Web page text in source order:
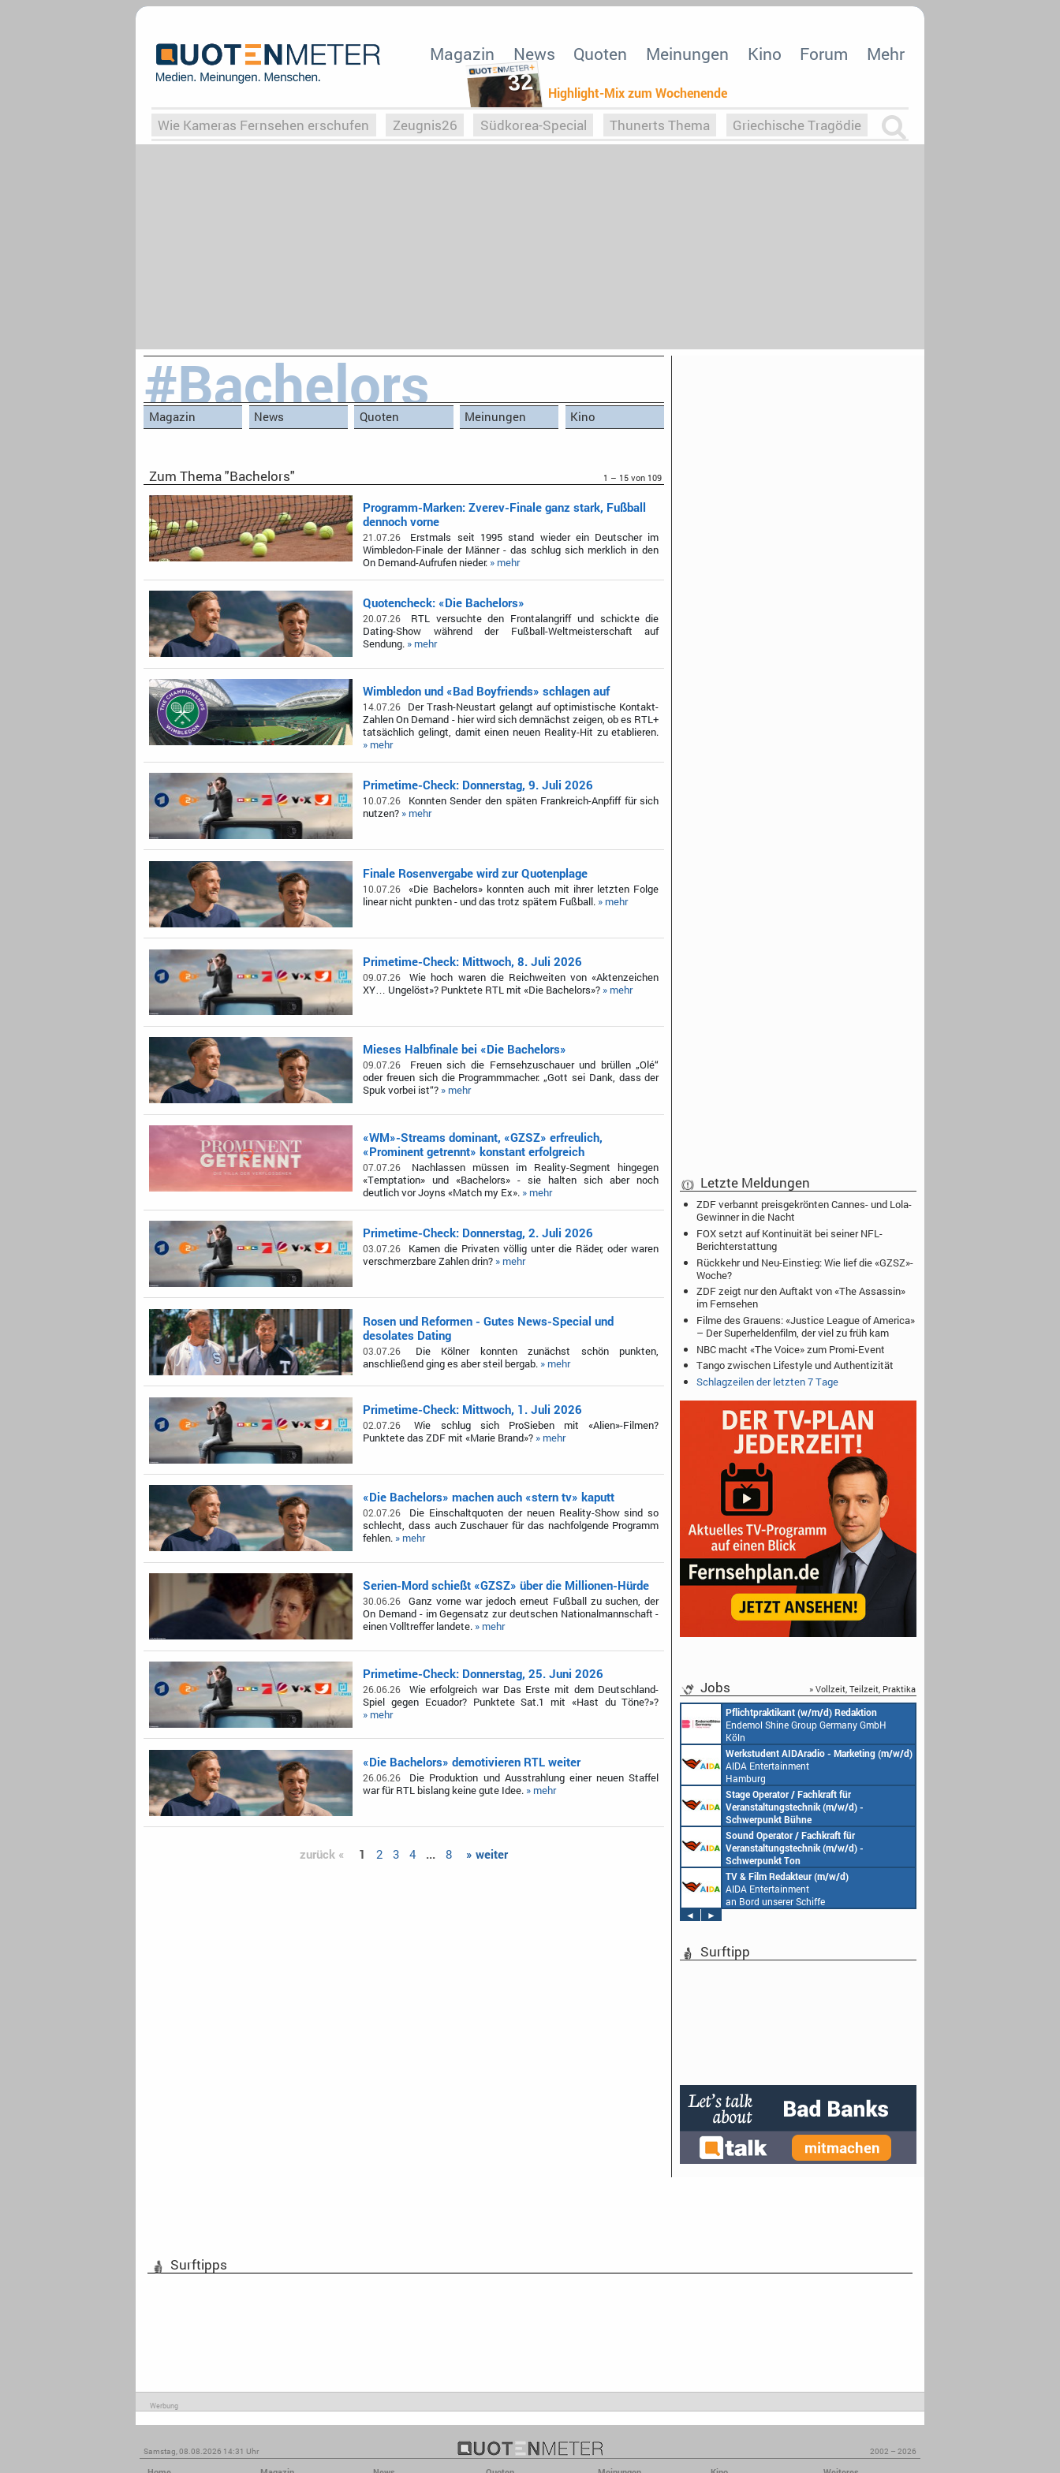
32 Highlight-Mix zum Wochenende
Magazin News Quoten Meinungen Kino Forum Mehr
Wie Kameras Fernsehen erschufen Zeugnis26 Südkorea-Special Thunerts Thema Griechische Tragödie
#Bachelors
Magazin News Quoten Meinungen Kino
Zum Thema "Bachelors" 1 – 15 von 109
Programm-Marken: Zverev-Finale ganz stark, Fußball
dennoch vorne
21.07.26
Erstmals seit 1995 stand wieder ein Deutscher im
Wimbledon-Finale der Männer - das schlug sich merklich in den
On Demand-Aufrufen nieder. » mehr
Quotencheck: «Die Bachelors»
20.07.26
RTL versuchte den Frontalangriff und schickte die
Dating-Show während der Fußball-Weltmeisterschaft auf
Sendung. » mehr
Wimbledon und «Bad Boyfriends» schlagen auf
14.07.26
Der Trash-Neustart gelangt auf optimistische Kontakt-
Zahlen On Demand - hier wird sich demnächst zeigen, ob es RTL+
tatsächlich gelingt, damit einen neuen Reality-Hit zu etablieren.
» mehr
Primetime-Check: Donnerstag, 9. Juli 2026
10.07.26
Konnten Sender den späten Frankreich-Anpfiff für sich
nutzen? » mehr
Finale Rosenvergabe wird zur Quotenplage
10.07.26
«Die Bachelors» konnten auch mit ihrer letzten Folge
linear nicht punkten - und das trotz spätem Fußball. » mehr
Primetime-Check: Mittwoch, 8. Juli 2026
09.07.26
Wie hoch waren die Reichweiten von «Aktenzeichen
XY… Ungelöst»? Punktete RTL mit «Die Bachelors»? » mehr
Mieses Halbfinale bei «Die Bachelors»
09.07.26
Freuen sich die Fernsehzuschauer und brüllen „Olé“
oder freuen sich die Programmmacher: „Gott sei Dank, dass der
Spuk vorbei ist“? » mehr
«WM»-Streams dominant, «GZSZ» erfreulich,
«Prominent getrennt» konstant erfolgreich
07.07.26
Nachlassen müssen im Reality-Segment hingegen
«Temptation» und «Bachelors» - sie halten sich aber noch
deutlich vor Joyns «Match my Ex». » mehr
Primetime-Check: Donnerstag, 2. Juli 2026
03.07.26
Kamen die Privaten völlig unter die Räder, oder waren
verschmerzbare Zahlen drin? » mehr
Rosen und Reformen - Gutes News-Special und
desolates Dating
03.07.26
Die Kölner konnten zunächst schön punkten,
anschließend ging es aber steil bergab. » mehr
Primetime-Check: Mittwoch, 1. Juli 2026
02.07.26
Wie schlug sich ProSieben mit «Alien»-Filmen?
Punktete das ZDF mit «Marie Brand»? » mehr
«Die Bachelors» machen auch «stern tv» kaputt
02.07.26
Die Einschaltquoten der neuen Reality-Show sind so
schlecht, dass auch Zuschauer für das nachfolgende Programm
fehlen. » mehr
Serien-Mord schießt «GZSZ» über die Millionen-Hürde
30.06.26
Ganz vorne war jedoch erneut Fußball zu suchen, der
On Demand - im Gegensatz zur deutschen Nationalmannschaft -
einen Volltreffer landete. » mehr
Primetime-Check: Donnerstag, 25. Juni 2026
26.06.26
Wie erfolgreich war Das Erste mit dem Deutschland-
Spiel gegen Ecuador? Punktete Sat.1 mit «Hast du Töne?»?
» mehr
«Die Bachelors» demotivieren RTL weiter
26.06.26
Die Produktion und Ausstrahlung einer neuen Staffel
war für RTL bislang keine gute Idee. » mehr
zurück « 1 2 3 4 ... 8 » weiter
Letzte Meldungen
ZDF verbannt preisgekrönten Cannes- und Lola-
Gewinner in die Nacht
FOX setzt auf Kontinuität bei seiner NFL-
Berichterstattung
Rückkehr und Neu-Einstieg: Wie lief die «GZSZ»-
Woche?
ZDF zeigt nur den Auftakt von «The Assassin»
im Fernsehen
Filme des Grauens: «Justice League of America»
– Der Superheldenfilm, der viel zu früh kam
NBC macht «The Voice» zum Promi-Event
Tango zwischen Lifestyle und Authentizität
Schlagzeilen der letzten 7 Tage
Jobs » Vollzeit, Teilzeit, Praktika
Pflichtpraktikant (w/m/d) Redaktion
Endemol Shine Group Germany GmbH
Köln
Werkstudent AIDAradio - Marketing (m/w/d)
AIDA Entertainment
Hamburg
Stage Operator / Fachkraft für
Veranstaltungstechnik (m/w/d) -
Schwerpunkt Bühne
AIDA Entertainment
an Bord unserer Schiffe
Sound Operator / Fachkraft für
Veranstaltungstechnik (m/w/d) -
Schwerpunkt Ton
AIDA Entertainment
an Bord unserer Schiffe
TV & Film Redakteur (m/w/d)
AIDA Entertainment
an Bord unserer Schiffe
◄
►
Surftipp
Surftipps
Werbung
Samstag, 08.08.2026 14:31 Uhr 2002 – 2026